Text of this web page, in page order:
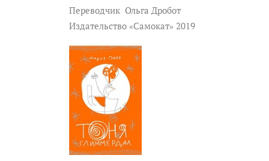
Переводчик Ольга Дробот
Издательство «Самокат» 2019